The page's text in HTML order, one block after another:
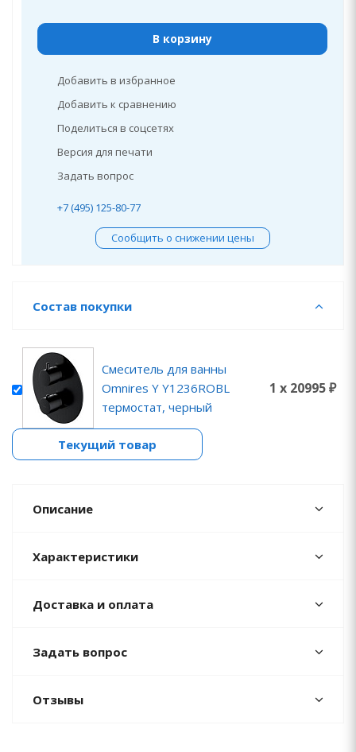
В корзину
Добавить в избранное
Добавить к сравнению
Поделиться в соцсетях
Версия для печати
Задать вопрос
+7 (495) 125-80-77
Сообщить о снижении цены
Состав покупки
Смеситель для ванны
Omnires Y Y1236ROBL
термостат, черный
1 x 20995 ₽
Текущий товар
Описание
Характеристики
Доставка и оплата
Задать вопрос
Отзывы